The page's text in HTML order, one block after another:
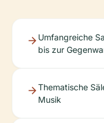
Umfangreiche
bis zur
Thematische
Musik